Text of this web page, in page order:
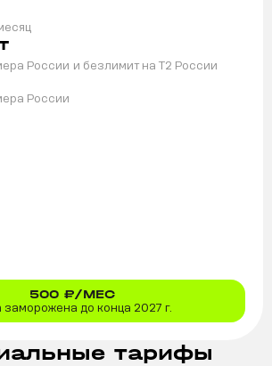
России и безлимит на T2 России
России
500 ₽/МЕС
заморожена до конца 2027 г.
тарифы